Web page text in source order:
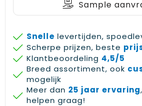
Sample
Snelle levertijden,
Scherpe prijzen, beste
Klantbeoordeling 4,5/5
Breed assortiment, ook
mogelijk
Meer dan 25 jaar ervaring
helpen graag!